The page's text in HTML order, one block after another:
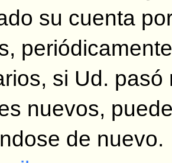
se encuentra al
una imagen
de imágenes
primera corresponde
el número de